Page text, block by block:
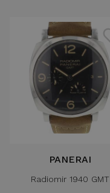
PANERAI
Radiomir 1940 GMT